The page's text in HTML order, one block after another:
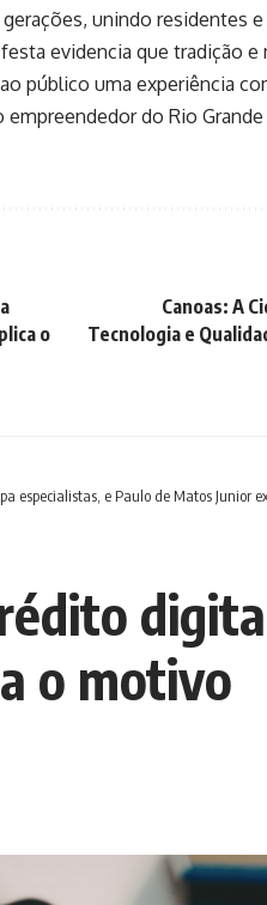
unindo residentes
evidencia que tradição
público uma experiência
do Rio Grande
o
Canoas: A
Tecnologia e
especialistas, e Paulo de Matos Junior
o motivo